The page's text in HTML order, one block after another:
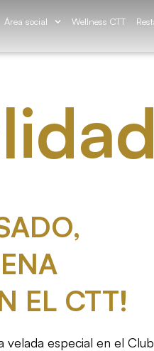
Área social Wellness CTT
EL CTT!
velada especial en el Club